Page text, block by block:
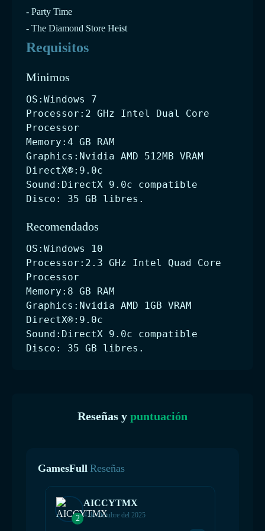
- Party Time
- The Diamond Store Heist
Requisitos
Minimos
OS:Windows 7
Processor:2 GHz Intel Dual Core
Processor
Memory:4 GB RAM
Graphics:Nvidia AMD 512MB VRAM
DirectX®:9.0c
Sound:DirectX 9.0c compatible
Disco: 35 GB libres.
Recomendados
OS:Windows 10
Processor:2.3 GHz Intel Quad Core
Processor
Memory:8 GB RAM
Graphics:Nvidia AMD 1GB VRAM
DirectX®:9.0c
Sound:DirectX 9.0c compatible
Disco: 35 GB libres.
Reseñas y puntuación
GamesFull Reseñas
2
AICCYTMX
4 de Octubre del 2025